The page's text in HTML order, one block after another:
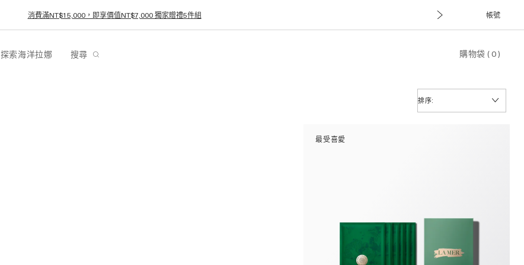
消費滿NT$15,000，即享價值NT$7,000 獨家贈禮5件組 帳號
探索海洋拉娜 搜尋 購物袋(0)
排序:
最受喜愛